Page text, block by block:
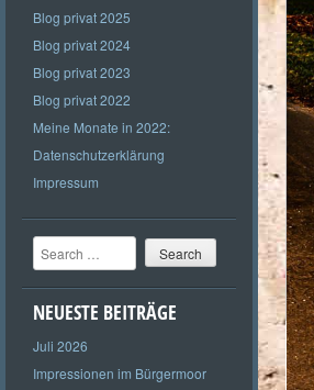
Blog privat 2025
Blog privat 2024
Blog privat 2023
Blog privat 2022
Meine Monate in 2022:
Datenschutzerklärung
Impressum
Search
NEUESTE BEITRÄGE
Juli 2026
Impressionen im Bürgermoor